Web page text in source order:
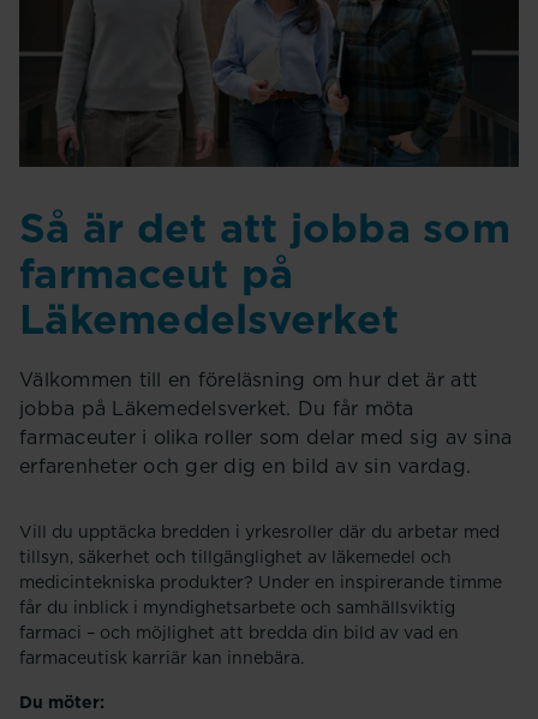
Så är det att jobba som
farmaceut på
Läkemedelsverket
Välkommen till en föreläsning om hur det är att
jobba på Läkemedelsverket. Du får möta
farmaceuter i olika roller som delar med sig av sina
erfarenheter och ger dig en bild av sin vardag.
Vill du upptäcka bredden i yrkesroller där du arbetar med
tillsyn, säkerhet och tillgänglighet av läkemedel och
medicintekniska produkter? Under en inspirerande timme
får du inblick i myndighetsarbete och samhällsviktig
farmaci – och möjlighet att bredda din bild av vad en
farmaceutisk karriär kan innebära.
Du möter: